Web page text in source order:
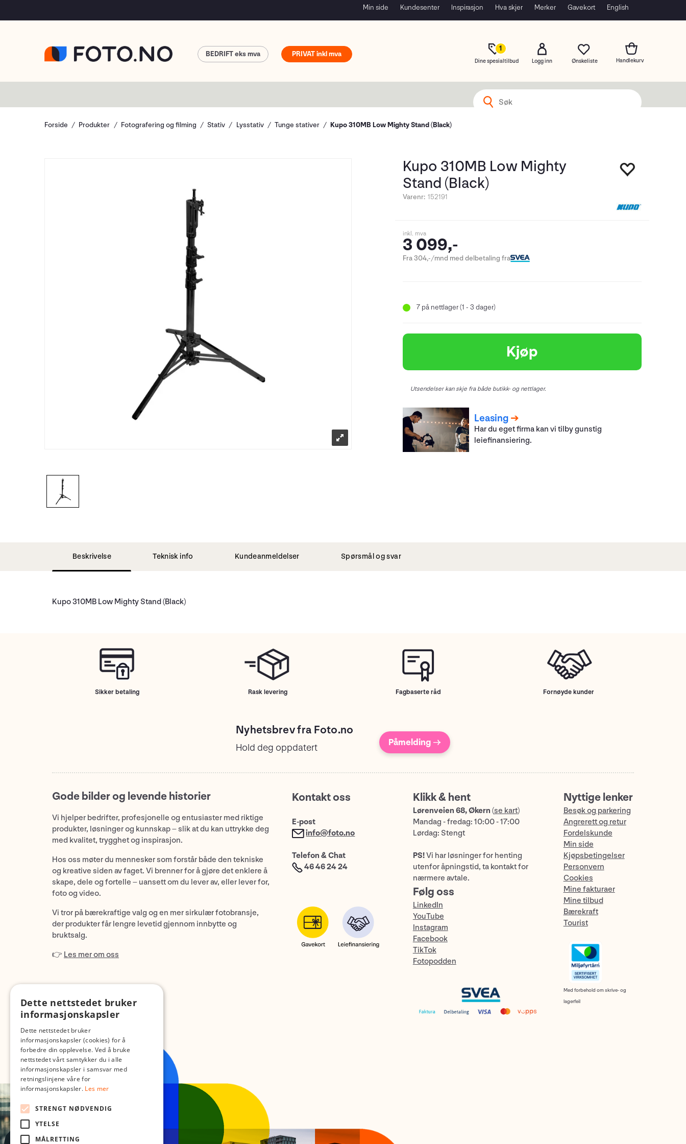
Min side Kundesenter Inspirasjon Hva skjer Merker Gavekort English
1
Dine spesialtilbud Logg inn
PRIVAT
BEDRIFT
Forside Produkter Fotografering og filming Stativ Lysstativ Tunge stativer Kupo 310MB Low Mighty Stand (Black)
Kupo 310MB Low Mighty
Stand (Black)
Varenr: 152191
inkl. mva
3 099,-
Fra 304,-/mnd med delbetaling fra
7 på nettlager (1 - 3 dager)
Kjøp
Utsendelser kan skje fra både butikk- og nettlager.
Leasing
Har du eget firma kan vi tilby gunstig
leiefinansiering.
Beskrivelse Teknisk info Kundeanmeldelser Spørsmål og svar
Kupo 310MB Low Mighty Stand (Black)
Sikker betaling Rask levering Fagbaserte råd Fornøyde kunder
Nyhetsbrev fra Foto.no
Hold deg oppdatert Påmelding →
Gode bilder og levende historier
Vi hjelper bedrifter, profesjonelle og entusiaster med riktige
produkter, løsninger og kunnskap – slik at du kan uttrykke deg
med kvalitet, trygghet og inspirasjon.
Hos oss møter du mennesker som forstår både den tekniske
og kreative siden av faget. Vi brenner for å gjøre det enklere å
skape, dele og fortelle – uansett om du lever av, eller lever for,
foto og video.
Vi tror på bærekraftige valg og en mer sirkulær fotobransje,
der produkter får lengre levetid gjennom innbytte og
bruktsalg.
👉 Les mer om oss
Kontakt oss
E-post
info@foto.no
Telefon & Chat
46 46 24 24
Klikk & hent
Lørenveien 68, Økern (se kart)
Mandag - fredag: 10:00 - 17:00
Lørdag: Stengt
PS!Vi har løsninger for henting
utenfor åpningstid, ta kontakt for
nærmere avtale.
Følg oss
LinkedIn
YouTube
Instagram
Facebook
TikTok
Fotopodden
Nyttige lenker
Besøk og parkering
Angrerett og retur
Fordelskunde
Min side
Kjøpsbetingelser
Personvern
Cookies
Mine fakturaer
Mine tilbud
Bærekraft
Tourist
Med forbehold om skrive- og
lagerfeil
Dette nettstedet bruker
informasjonskapsler
Dette nettstedet bruker
informasjonskapsler (cookies) for å
forbedre din opplevelse. Ved å bruke
nettstedet vårt samtykker du i alle
informasjonskapsler i samsvar med
retningslinjene våre for
informasjonskapsler. Les mer
STRENGT NØDVENDIG
YTELSE
MÅLRETTING